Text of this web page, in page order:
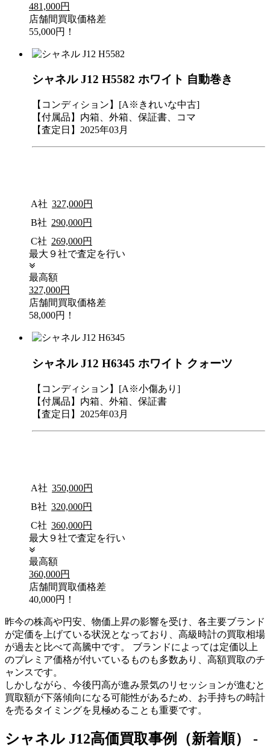
481,000円
店舗間買取価格差
55,000円！
シャネル J12 H5582 ホワイト 自動巻き
【コンディション】[A※きれいな中古]
【付属品】内箱、外箱、保証書、コマ
【査定日】2025年03月
A社 327,000円
B社 290,000円
C社 269,000円
最大９社で査定を行い
最高額
327,000円
店舗間買取価格差
58,000円！
シャネル J12 H6345 ホワイト クォーツ
【コンディション】[A※小傷あり]
【付属品】内箱、外箱、保証書
【査定日】2025年03月
A社 350,000円
B社 320,000円
C社 360,000円
最大９社で査定を行い
最高額
360,000円
店舗間買取価格差
40,000円！
昨今の株高や円安、物価上昇の影響を受け、各主要ブランド
が定価を上げている状況となっており、高級時計の買取相場
が過去と比べて高騰中です。 ブランドによっては定価以上
のプレミア価格が付いているものも多数あり、高額買取のチ
ャンスです。
しかしながら、今後円高が進み景気のリセッションが進むと
買取額が下落傾向になる可能性があるため、お手持ちの時計
を売るタイミングを見極めることも重要です。
シャネル J12高価買取事例（新着順） -